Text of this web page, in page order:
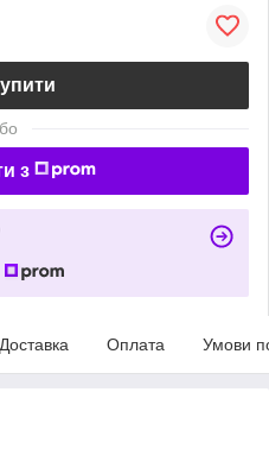
з
Доставка Оплата Умови